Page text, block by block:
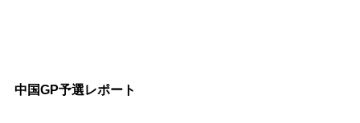
中国GP予選レポート